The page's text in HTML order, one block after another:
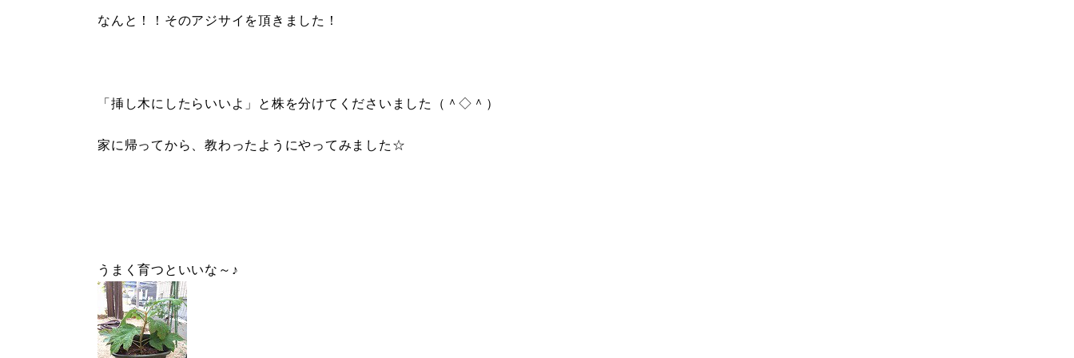
なんと！！そのアジサイを頂きました！
「挿し木にしたらいいよ」と株を分けてくださいました（＾◇＾）
家に帰ってから、教わったようにやってみました☆
うまく育つといいな～♪